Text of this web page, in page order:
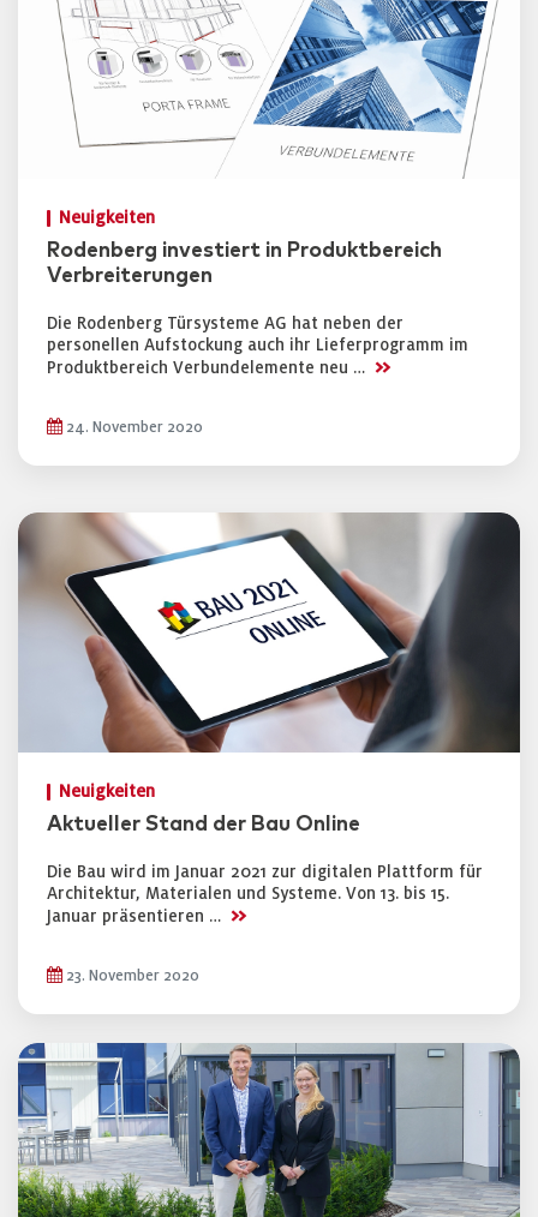
Neuigkeiten
Rodenberg investiert in Produktbereich
Verbreiterungen
Die Rodenberg Türsysteme AG hat neben der
personellen Aufstockung auch ihr Lieferprogramm im
Produktbereich Verbundelemente neu … >>
24. November 2020
Neuigkeiten
Aktueller Stand der Bau Online
Die Bau wird im Januar 2021 zur digitalen Plattform für
Architektur, Materialen und Systeme. Von 13. bis 15.
Januar präsentieren … >>
23. November 2020